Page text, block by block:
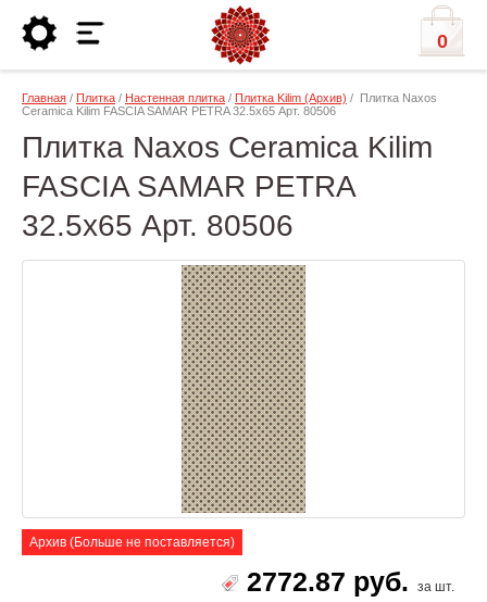
0
Главная / Плитка / Настенная плитка / Плитка Kilim (Архив) / Плитка Naxos
Ceramica Kilim FASCIA SAMAR PETRA 32.5x65 Арт. 80506
Плитка Naxos Ceramica Kilim
FASCIA SAMAR PETRA
32.5x65 Арт. 80506
Архив (Больше не поставляется)
2772.87 руб. за шт.